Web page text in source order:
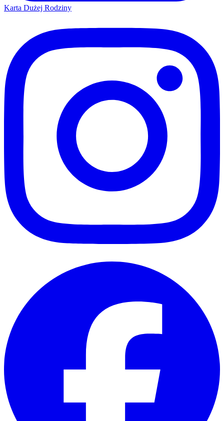
Karta Dużej Rodziny